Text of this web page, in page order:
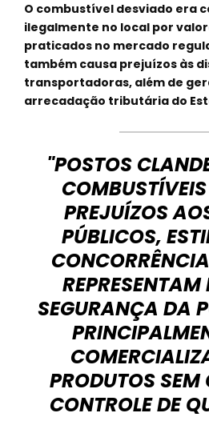
O combustível desviado era
ilegalmente no local por
praticados no mercado
também causa prejuízos às
transportadoras, além de
arrecadação tributária do
"POSTOS
PREJUÍZOS
PÚBLICOS,
SEGURANÇA DA
PRODUTOS SEM
CONTROLE DE